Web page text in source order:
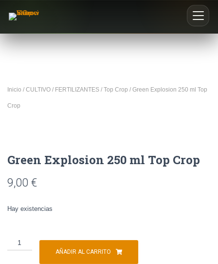
Inicio / CULTIVO / FERTILIZANTES / Top Crop / Green Explosion 250 ml Top
Crop
Green Explosion 250 ml Top Crop
9,00 €
Hay existencias
AÑADIR AL CARRITO